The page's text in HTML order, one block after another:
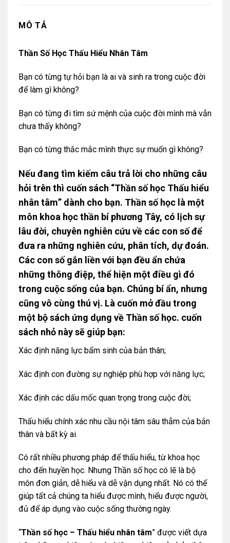
MÔ TẢ
Thần Số Học Thấu Hiểu Nhân Tâm
Bạn có từng tự hỏi bạn là ai và sinh ra trong cuộc đời
để làm gì không?
Bạn có từng đi tìm sứ mệnh của cuộc đời mình mà vẫn
chưa thấy không?
Bạn có từng thắc mắc mình thực sự muốn gì không?
Nếu đang tìm kiếm câu trả lời cho những câu
hỏi trên thì cuốn sách “Thần số học Thấu hiểu
nhân tâm” dành cho bạn. Thần số học là một
môn khoa học thần bí phương Tây, có lịch sự
lâu đời, chuyên nghiên cứu về các con số để
đưa ra những nghiên cứu, phân tích, dự đoán.
Các con số gắn liền với bạn đều ẩn chứa
những thông điệp, thể hiện một điều gì đó
trong cuộc sống của bạn. Chúng bí ẩn, nhưng
cũng vô cùng thú vị. Là cuốn mở đầu trong
một bộ sách ứng dụng về Thần số học. cuốn
sách nhỏ này sẽ giúp bạn:
Xác định năng lực bẩm sinh của bản thân;
Xác định con đường sự nghiệp phù hợp với năng lực;
Xác định các dấu mốc quan trọng trong cuộc đời;
Thấu hiểu chính xác nhu cầu nội tâm sâu thẳm của bản
thân và bất kỳ ai.
Có rất nhiều phương pháp để thấu hiểu, từ khoa học
cho đến huyền học. Nhưng Thần số học có lẽ là bộ
môn đơn giản, dễ hiểu và dễ vận dụng nhất. Nó có thể
giúp tất cả chúng ta hiểu được mình, hiểu được người,
đủ để áp dụng vào cuộc sống thường ngày.
“Thần số học – Thấu hiểu nhân tâm” được viết dựa